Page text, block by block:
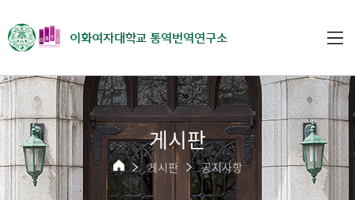
이화여자대학교 통역번역연구소
게시판
게시판 공지사항